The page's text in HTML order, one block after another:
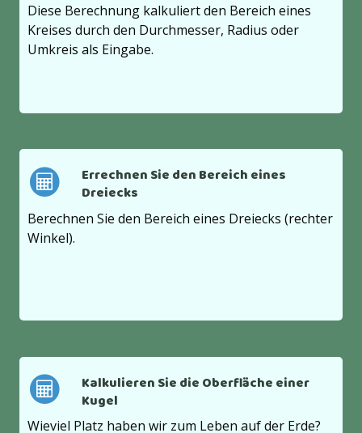
Diese Berechnung kalkuliert den Bereich eines
Kreises durch den Durchmesser, Radius oder
Umkreis als Eingabe.
Errechnen Sie den Bereich eines
Dreiecks
Berechnen Sie den Bereich eines Dreiecks (rechter
Winkel).
Kalkulieren Sie die Oberfläche einer
Kugel
Wieviel Platz haben wir zum Leben auf der Erde?